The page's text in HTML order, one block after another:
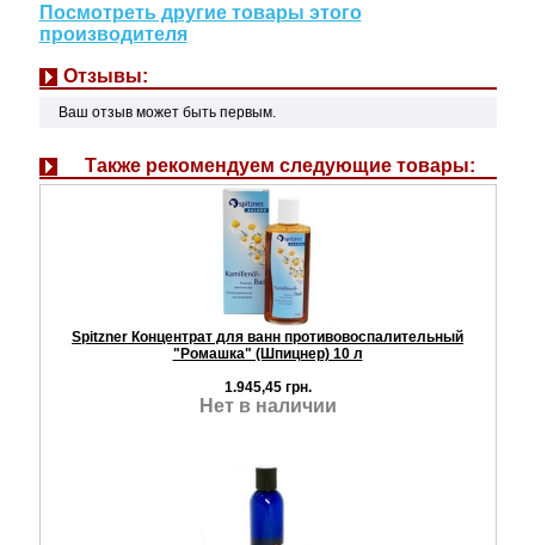
Посмотреть другие товары этого
производителя
Отзывы:
Ваш отзыв может быть первым.
Также рекомендуем следующие товары:
Spitzner Концентрат для ванн противовоспалительный
"Ромашка" (Шпицнер) 10 л
1.945,45 грн.
Нет в наличии